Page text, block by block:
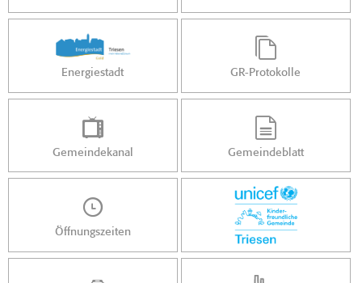
Energiestadt GR-Protokolle
Gemeindekanal Gemeindeblatt
Öffnungszeiten